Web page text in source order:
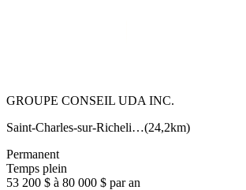
GROUPE CONSEIL UDA INC.
Saint-Charles-sur-Richeli…(24,2km)
Permanent
Temps plein
53 200 $ à 80 000 $ par an